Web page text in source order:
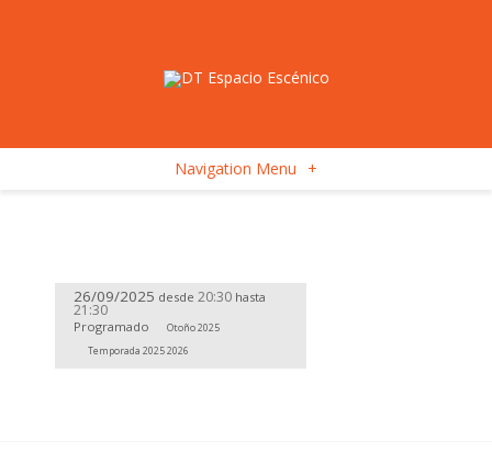
Navigation Menu +
26/09/2025 desde 20:30 hasta
21:30
Programado
Otoño 2025
Temporada 2025 2026